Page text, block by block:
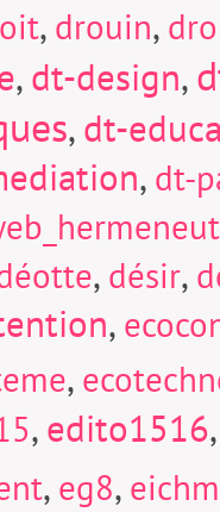
, drouin,
,dt-design,
,dt-
, dt-
, désir,
,
,
,edito1516
, eg8,